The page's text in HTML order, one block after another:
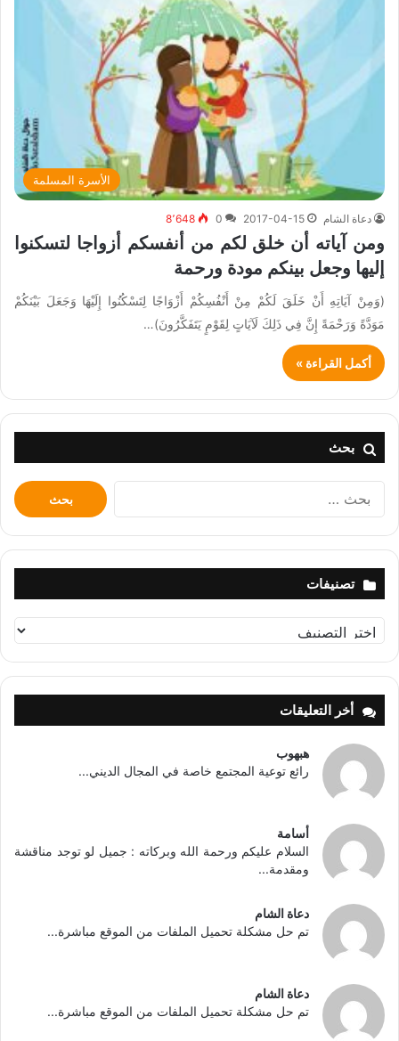
الأسرة المسلمة
دعاة الشام 2017-04-15
0 8٬648
ومن آياته أن خلق لكم من أنفسكم أزواجا لتسكنوا
إليها وجعل بينكم مودة ورحمة
(وَمِنْ آيَاتِهِ أَنْ خَلَقَ لَكُمْ مِنْ أَنْفُسِكُمْ أَزْوَاجًا لِتَسْكُنُوا إِلَيْهَا وَجَعَلَ بَيْنَكُمْ
مَوَدَّةً وَرَحْمَةً إِنَّ فِي ذَلِكَ لَآيَاتٍ لِقَوْمٍ يَتَفَكَّرُونَ)…
أكمل القراءة »
بحث
البحث
عن:
تصنيفات
تصنيفات
أخر التعليقات
هبهوب
رائع توعية المجتمع خاصة في المجال الديني...
أسامة
السلام عليكم ورحمة الله وبركاته : جميل لو توجد مناقشة
ومقدمة...
دعاة الشام
تم حل مشكلة تحميل الملفات من الموقع مباشرة...
دعاة الشام
تم حل مشكلة تحميل الملفات من الموقع مباشرة...